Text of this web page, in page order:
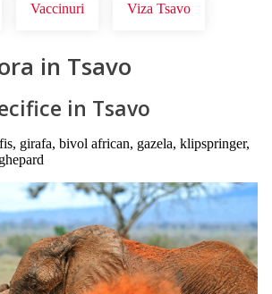
Vaccinuri Viza Tsavo
in Tsavo
in Tsavo
girafa, bivol african, gazela, klipspringer,